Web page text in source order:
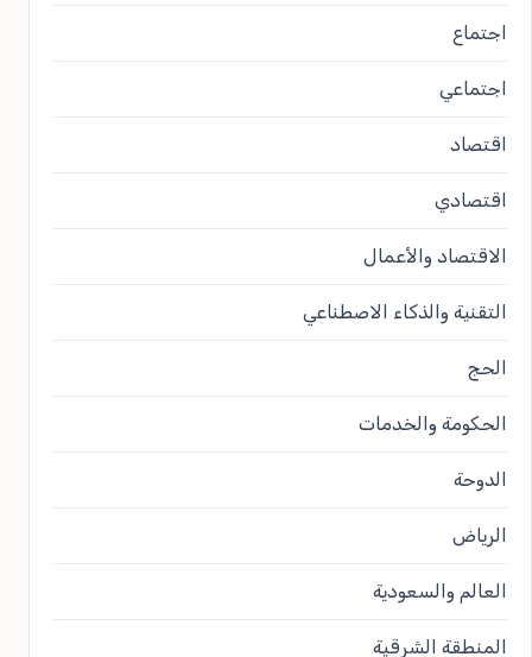
اجتماع
اجتماعي
اقتصاد
اقتصادي
الاقتصاد والأعمال
التقنية والذكاء الاصطناعي
الحج
الحكومة والخدمات
الدوحة
الرياض
العالم والسعودية
المنطقة الشرقية